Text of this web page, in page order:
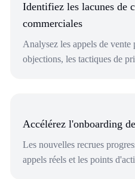
Identifiez les lacunes de
commerciales
Analysez les appels de vente
objections, les tactiques de
Accélérez l'onboarding
Les nouvelles recrues
appels réels et les points